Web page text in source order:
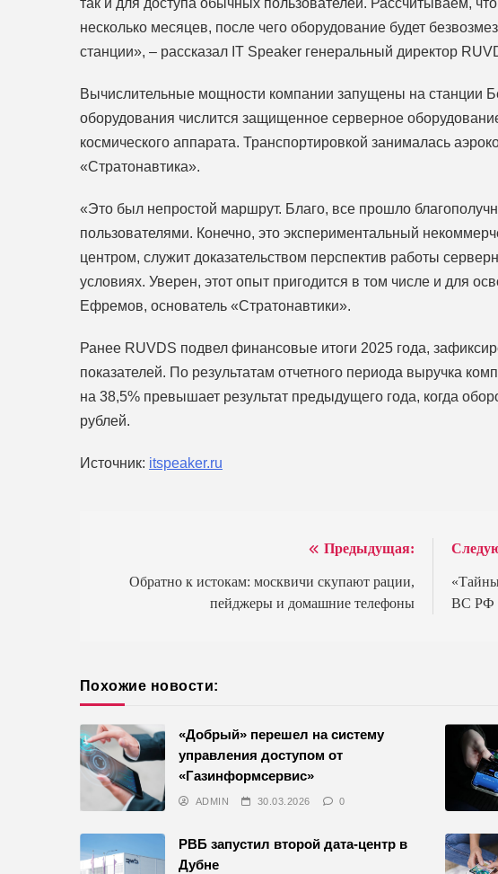
так и для доступа обычных пользователей. Рассчитываем,
несколько месяцев, после чего оборудование будет
станции», – рассказал IT Speaker генеральный директор
Вычислительные мощности компании запущены на станции
оборудования числится защищенное серверное
космического аппарата. Транспортировкой занималась
«Стратонавтика».
«Это был непростой маршрут. Благо, все прошло
пользователями. Конечно, это экспериментальный
центром, служит доказательством перспектив работы
условиях. Уверен, этот опыт пригодится в том числе и для
Ефремов, основатель «Стратонавтики».
Ранее RUVDS подвел финансовые итоги 2025 года,
показателей. По результатам отчетного периода выручка
на 38,5% превышает результат предыдущего года, когда
рублей.
Источник: itspeaker.ru
Предыдущая:
Обратно к истокам: москвичи скупают рации,
пейджеры и домашние телефоны
ВС РФ
Похожие новости:
«Добрый» перешел на систему
управления доступом от
«Газинформсервис»
ADMIN 30.03.2026 0
РВБ запустил второй дата-центр в
Дубне